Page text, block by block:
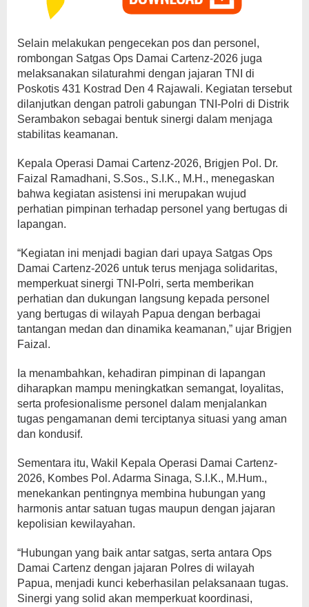
Selain melakukan pengecekan pos dan personel,
rombongan Satgas Ops Damai Cartenz-2026 juga
melaksanakan silaturahmi dengan jajaran TNI di
Poskotis 431 Kostrad Den 4 Rajawali. Kegiatan tersebut
dilanjutkan dengan patroli gabungan TNI-Polri di Distrik
Serambakon sebagai bentuk sinergi dalam menjaga
stabilitas keamanan.
Kepala Operasi Damai Cartenz-2026, Brigjen Pol. Dr.
Faizal Ramadhani, S.Sos., S.I.K., M.H., menegaskan
bahwa kegiatan asistensi ini merupakan wujud
perhatian pimpinan terhadap personel yang bertugas di
lapangan.
“Kegiatan ini menjadi bagian dari upaya Satgas Ops
Damai Cartenz-2026 untuk terus menjaga solidaritas,
memperkuat sinergi TNI-Polri, serta memberikan
perhatian dan dukungan langsung kepada personel
yang bertugas di wilayah Papua dengan berbagai
tantangan medan dan dinamika keamanan,” ujar Brigjen
Faizal.
Ia menambahkan, kehadiran pimpinan di lapangan
diharapkan mampu meningkatkan semangat, loyalitas,
serta profesionalisme personel dalam menjalankan
tugas pengamanan demi terciptanya situasi yang aman
dan kondusif.
Sementara itu, Wakil Kepala Operasi Damai Cartenz-
2026, Kombes Pol. Adarma Sinaga, S.I.K., M.Hum.,
menekankan pentingnya membina hubungan yang
harmonis antar satuan tugas maupun dengan jajaran
kepolisian kewilayahan.
“Hubungan yang baik antar satgas, serta antara Ops
Damai Cartenz dengan jajaran Polres di wilayah
Papua, menjadi kunci keberhasilan pelaksanaan tugas.
Sinergi yang solid akan memperkuat koordinasi,